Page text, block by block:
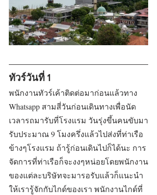
ทัวร์วันที่ 1
พนักงานทัวร์เค้าติดต่อมาก่อนแล้วทาง
Whatsapp สามสี่วันก่อนเดินทางเพื่อนัด
เวลารถมารับที่โรงแรม วันรุ่งขึ้นคนขับมา
รับประมาณ 9 โมงครึ่งแล้วไปส่งที่ท่าเรือ
ข้างๆโรงแรม ถ้ารู้ก่อนเดินไปก็ได้นะ การ
จัดการที่ท่าเรือก็จะงงๆหน่อยโดยพนักงาน
ของแต่ละบริษัทจะมารอรับแล้วก็แนะนำ
ให้เรารู้จักกับไกด์ของเรา พนักงานไกด์ที่